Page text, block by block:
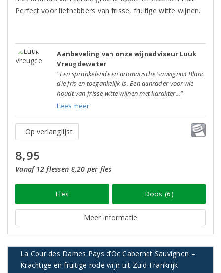
Perfect voor liefhebbers van frisse, fruitige witte wijnen.
Aanbeveling van onze wijnadviseur Luuk
Vreugdewater
"Een sprankelende en aromatische Sauvignon Blanc
die fris en toegankelijk is. Een aanrader voor wie
houdt van frisse witte wijnen met karakter..."
Lees meer
Op verlanglijst
8,95
Vanaf 12 flessen 8,20 per fles
Fles Doos (6)
Meer informatie
La Cour des Dames Pays d’Oc Cabernet Sauvignon –
Krachtige en fruitige rode wijn uit Zuid-Frankrijk